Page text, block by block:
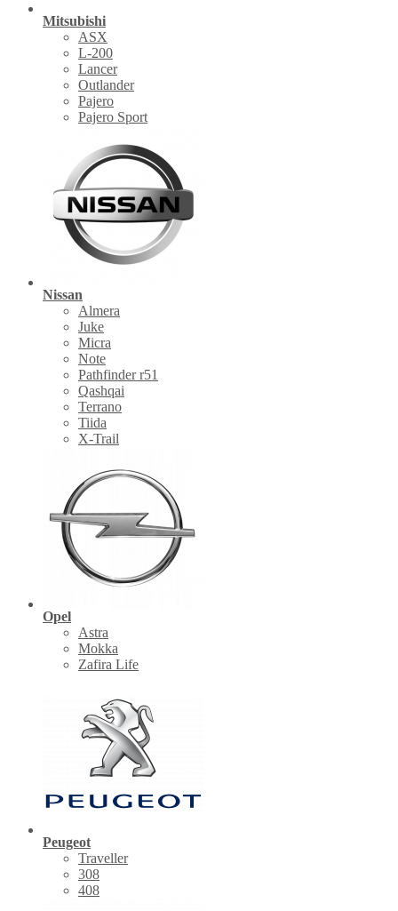
Mitsubishi
ASX
L-200
Lancer
Outlander
Pajero
Pajero Sport
Nissan
Almera
Juke
Micra
Note
Pathfinder r51
Qashqai
Terrano
Tiida
X-Trail
Opel
Astra
Mokka
Zafira Life
Peugeot
Traveller
308
408